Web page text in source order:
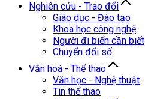
Nghiên cứu - Trao đổi
Giáo dục - Đào tạo
Khoa học công nghệ
Người đi biển cần biết
Chuyển đổi số
Văn hoá - Thể thao
Văn học - Nghệ thuật
Tin thể thao